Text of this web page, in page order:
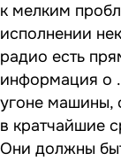
к мелким
исполнении
радио есть
информация о
угоне машины,
в кратчайшие
Они должны